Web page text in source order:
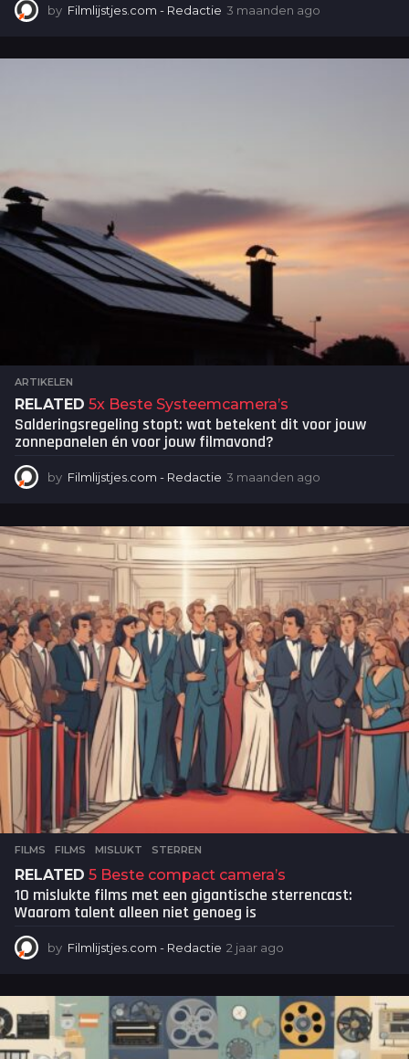
by Filmlijstjes.com - Redactie 3 maanden ago
a
ARTIKELEN
RELATED 5x Beste Systeemcamera’s
Salderingsregeling stopt: wat betekent dit voor jouw
zonnepanelen én voor jouw filmavond?
by Filmlijstjes.com - Redactie 3 maanden ago
a
n
d
e
n
a
g
o
FILMS FILMS ,MISLUKT ,STERREN
RELATED 5 Beste compact camera’s
10 mislukte films met een gigantische sterrencast:
Waarom talent alleen niet genoeg is
by Filmlijstjes.com - Redactie 2 jaar ago
a
r
a
g